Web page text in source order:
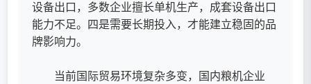
设备出口，多数企业擅长单机生产，成套设备出口
能力不足。四是需要长期投入，才能建立稳固的品
牌影响力。
当前国际贸易环境复杂多变，国内粮机企业